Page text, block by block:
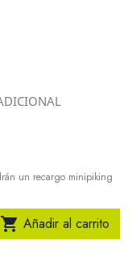
un recargo minipiking
 Añadir al carrito